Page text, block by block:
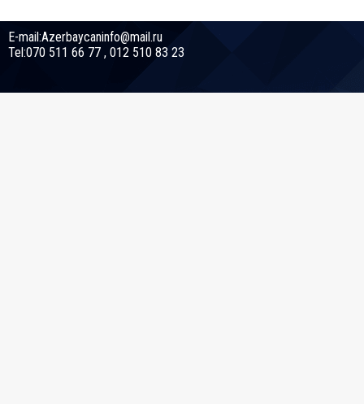
E-mail:Azerbaycaninfo@mail.ru
Tel:070 511 66 77 , 012 510 83 23